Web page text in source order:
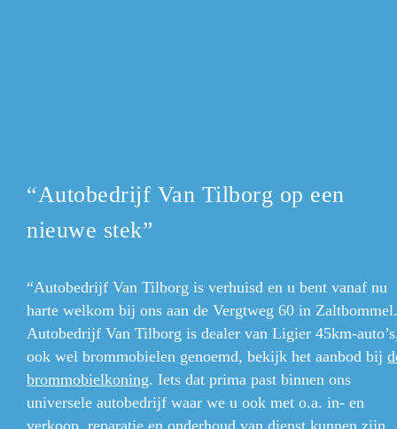
“Autobedrijf Van Tilborg op een
nieuwe stek”
“Autobedrijf Van Tilborg is verhuisd en u bent vanaf nu
harte welkom bij ons aan de Vergtweg 60 in Zaltbommel.
Autobedrijf Van Tilborg is dealer van Ligier 45km-
ook wel brommobielen genoemd, bekijk het aanbod bij
brommobielkoning. Iets dat prima past binnen ons
universele autobedrijf waar we u ook met o.a. in- en
verkoop, reparatie en onderhoud van dienst kunnen zijn.